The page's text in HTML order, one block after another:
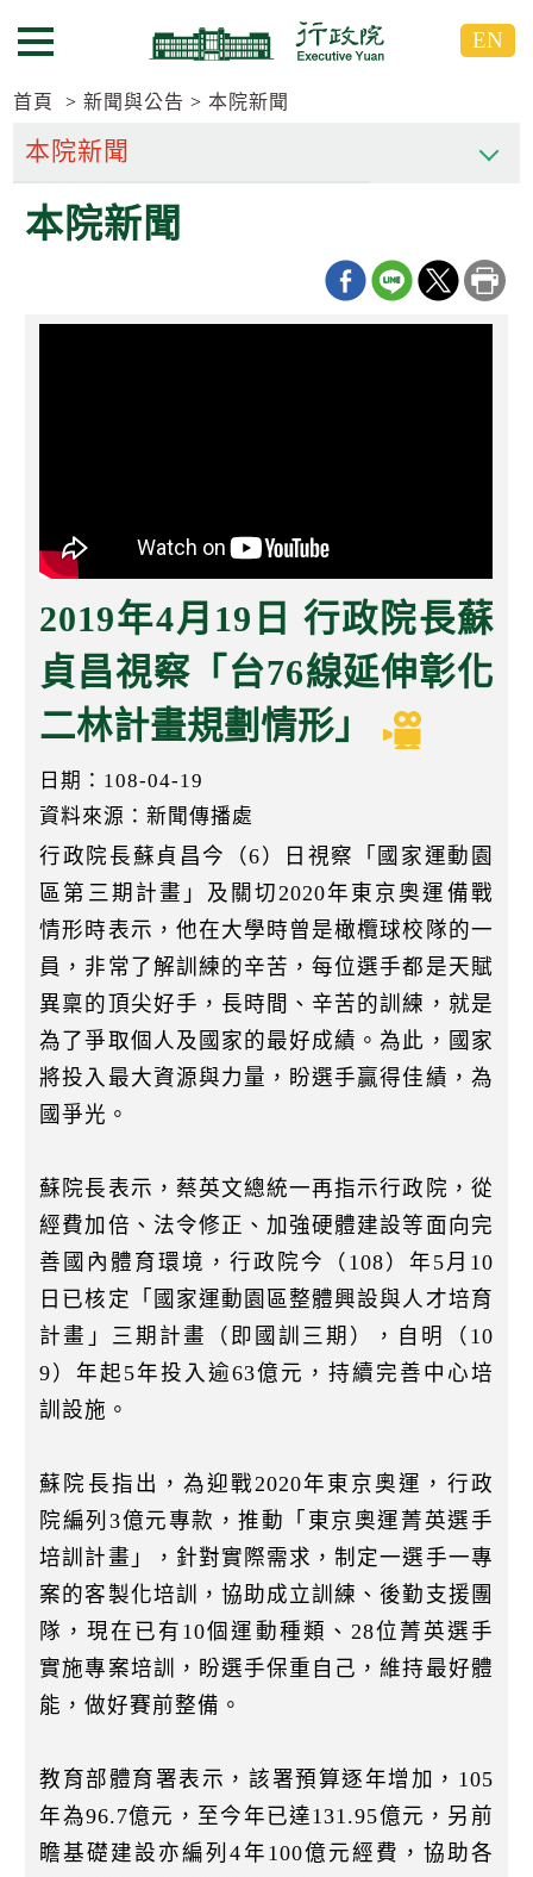
到
要
區
到
要
區
選單按鈕 EN
首頁 新聞與公告 本院新聞
本院新聞
2019年4月19日 行政院長蘇
貞昌視察「台76線延伸彰化
二林計畫規劃情形」
日期：108-04-19
資料來源：新聞傳播處
行政院長蘇貞昌今（6）日視察「國家運動園
區第三期計畫」及關切2020年東京奧運備戰
情形時表示，他在大學時曾是橄欖球校隊的一
員，非常了解訓練的辛苦，每位選手都是天賦
異稟的頂尖好手，長時間、辛苦的訓練，就是
為了爭取個人及國家的最好成績。為此，國家
將投入最大資源與力量，盼選手贏得佳績，為
國爭光。
蘇院長表示，蔡英文總統一再指示行政院，從
經費加倍、法令修正、加強硬體建設等面向完
善國內體育環境，行政院今（108）年5月10
日已核定「國家運動園區整體興設與人才培育
計畫」三期計畫（即國訓三期），自明（10
9）年起5年投入逾63億元，持續完善中心培
訓設施。
蘇院長指出，為迎戰2020年東京奧運，行政
院編列3億元專款，推動「東京奧運菁英選手
培訓計畫」，針對實際需求，制定一選手一專
案的客製化培訓，協助成立訓練、後勤支援團
隊，現在已有10個運動種類、28位菁英選手
實施專案培訓，盼選手保重自己，維持最好體
能，做好賽前整備。
教育部體育署表示，該署預算逐年增加，105
年為96.7億元，至今年已達131.95億元，另前
瞻基礎建設亦編列4年100億元經費，協助各